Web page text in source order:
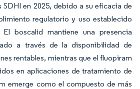
en 2025, debido a su eficacia de
regulatorio y uso establecido
boscalid mantiene una presencia
a través de la disponibilidad de
rentables, mientras que el fluopiram
en aplicaciones de tratamiento de
emerge como el compuesto de más